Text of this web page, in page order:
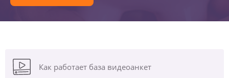
Как работает база видеоанкет